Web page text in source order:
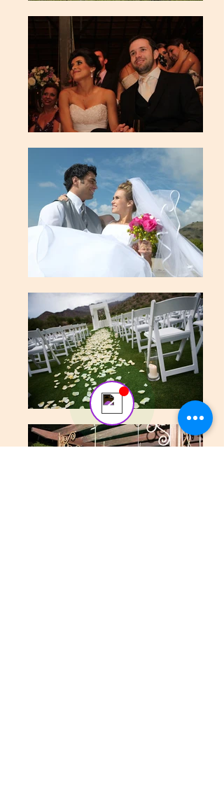
Send us a message
Online
💬 Start a conversation...